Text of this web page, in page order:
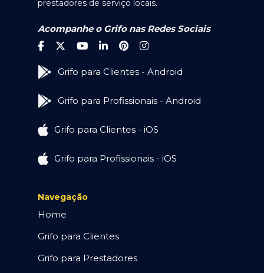
prestadores de serviço locais.
Acompanhe o Grifo nas Redes Sociais
Grifo para Clientes - Android
Grifo para Profissionais - Android
Grifo para Clientes - iOS
Grifo para Profissionais - iOS
Navegação
Home
Grifo para Clientes
Grifo para Prestadores